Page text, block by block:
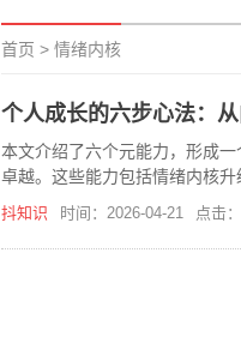
首页 > 情绪内核
个人成长的六步心法：
本文介绍了六个元能力，形成
卓越。这些能力包括情绪内核
方法，你将能够不断提升自己的
抖知识 时间：2026-04-21 点击